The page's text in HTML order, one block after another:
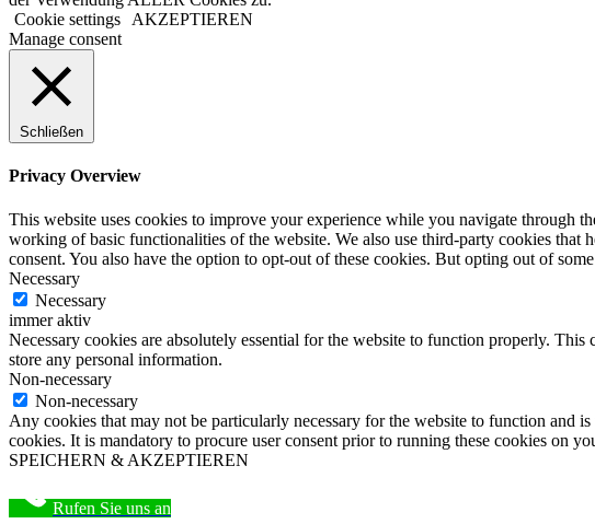
Cookie settings
AKZEPTIEREN
Manage consent
Schließen
Privacy Overview
This website uses cookies to improve your experience while you navigate through
working of basic functionalities of the website. We also use third-party cookies
consent. You also have the option to opt-out of these cookies. But opting out of
Necessary
Necessary
immer aktiv
Necessary cookies are absolutely essential for the website to function properly.
store any personal information.
Non-necessary
Non-necessary
Any cookies that may not be particularly necessary for the website to function and
cookies. It is mandatory to procure user consent prior to running these cookies on
SPEICHERN & AKZEPTIEREN
Rufen Sie uns an